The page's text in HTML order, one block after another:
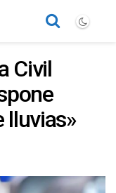
Civil
lluvias»